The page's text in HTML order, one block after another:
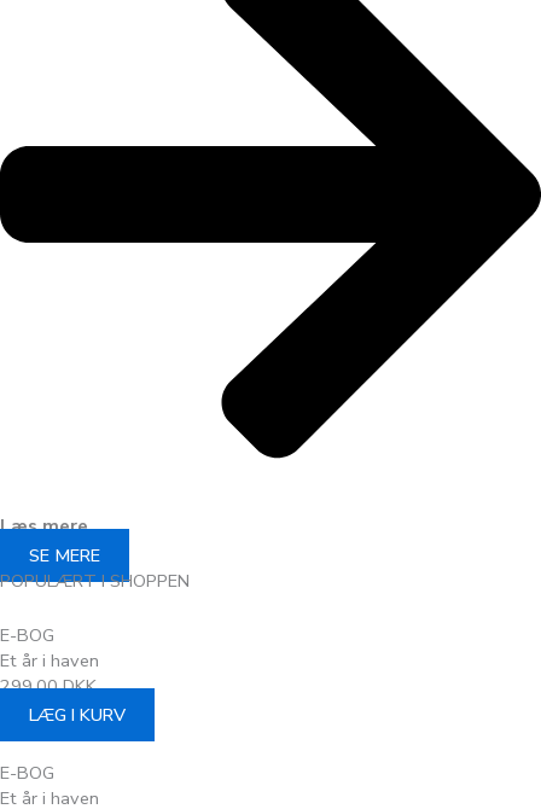
Læs mere
SE MERE
POPULÆRT I SHOPPEN
E-BOG
Et år i haven
299,00 DKK
LÆG I KURV
E-BOG
Et år i haven